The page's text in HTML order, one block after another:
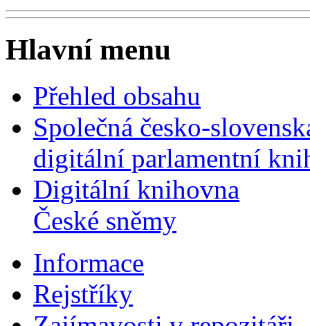
Hlavní menu
Přehled obsahu
Společná česko-
digitální parlamentní
Digitální knihovna
České sněmy
Informace
Rejstříky